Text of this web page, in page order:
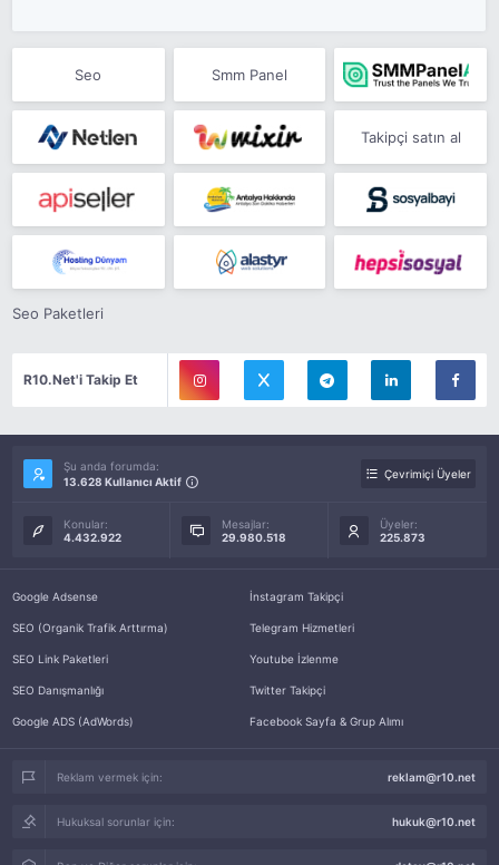
Seo Smm Panel
Takipçi satın al
Seo Paketleri
R10.Net'i Takip Et
Şu anda forumda:
13.628 Kullanıcı Aktif
Çevrimiçi Üyeler
Konular:
4.432.922
Mesajlar:
29.980.518
Üyeler:
225.873
Google Adsense
SEO (Organik Trafik Arttırma)
SEO Link Paketleri
SEO Danışmanlığı
Google ADS (AdWords)
İnstagram Takipçi
Telegram Hizmetleri
Youtube İzlenme
Twitter Takipçi
Facebook Sayfa & Grup Alımı
Reklam vermek için: reklam@r10.net
Hukuksal sorunlar için: hukuk@r10.net